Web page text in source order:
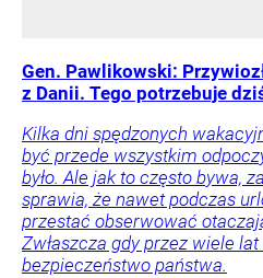
Gen. Pawlikowski:
z Danii. Tego potrzebuje
Kilka dni spędzonych
być przede wszystkim
było. Ale jak to często bywa,
sprawia, że nawet podczas
przestać obserwować
Zwłaszcza gdy przez wiele lat
bezpieczeństwo państwa.